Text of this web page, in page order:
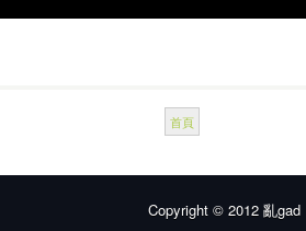
首頁
Copyright © 2012 亂gad